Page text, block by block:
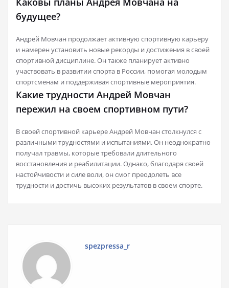
будущее?
Андрей Мовчан продолжает активную спортивную карьеру
и намерен установить новые рекорды и достижения в своей
спортивной дисциплине. Он также планирует активно
участвовать в развитии спорта в России, помогая молодым
спортсменам и поддерживая спортивные мероприятия.
Какие трудности Андрей Мовчан
пережил на своем спортивном пути?
В своей спортивной карьере Андрей Мовчан столкнулся с
различными трудностями и испытаниями. Он неоднократно
получал травмы, которые требовали длительного
восстановления и реабилитации. Однако, благодаря своей
настойчивости и силе воли, он смог преодолеть все
трудности и достичь высоких результатов в своем спорте.
spezpressa_r